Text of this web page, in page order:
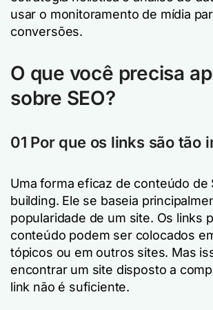
usar o monitoramento de mídia
conversões.
O que você precisa
sobre SEO?
01 Por que os links são tão
Uma forma eficaz de conteúdo de
building. Ele se baseia
popularidade de um site. Os links
conteúdo podem ser colocados
tópicos ou em outros sites. Mas
encontrar um site disposto a
link não é suficiente.